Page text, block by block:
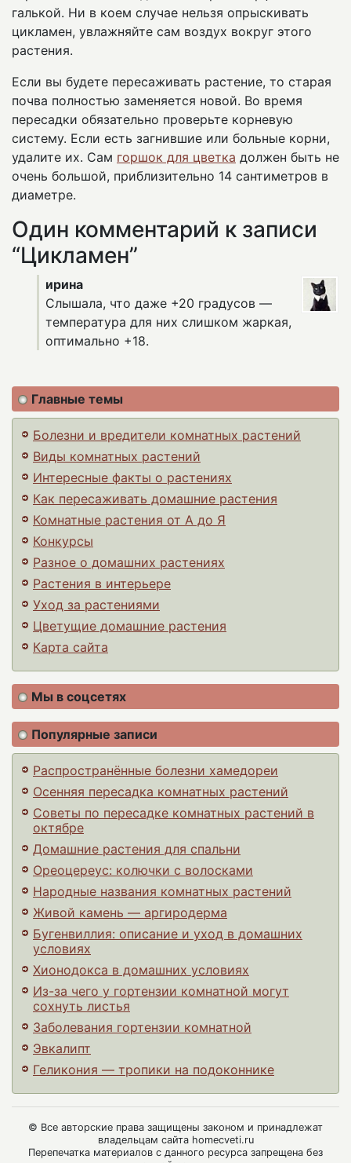
галькой. Ни в коем случае нельзя опрыскивать
цикламен, увлажняйте сам воздух вокруг этого
растения.
Если вы будете пересаживать растение, то старая
почва полностью заменяется новой. Во время
пересадки обязательно проверьте корневую
систему. Если есть загнившие или больные корни,
удалите их. Сам горшок для цветка должен быть не
очень большой, приблизительно 14 сантиметров в
диаметре.
Один комментарий к записи
“Цикламен”
ирина
Слышала, что даже +20 градусов —
температура для них слишком жаркая,
оптимально +18.
Главные темы
Болезни и вредители комнатных растений
Виды комнатных растений
Интересные факты о растениях
Как пересаживать домашние растения
Комнатные растения от А до Я
Конкурсы
Разное о домашних растениях
Растения в интерьере
Уход за растениями
Цветущие домашние растения
Карта сайта
Мы в соцсетях
Популярные записи
Распространённые болезни хамедореи
Осенняя пересадка комнатных растений
Советы по пересадке комнатных растений в
октябре
Домашние растения для спальни
Ореоцереус: колючки с волосками
Народные названия комнатных растений
Живой камень — аргиродерма
Бугенвиллия: описание и уход в домашних
условиях
Хионодокса в домашних условиях
Из-за чего у гортензии комнатной могут
сохнуть листья
Заболевания гортензии комнатной
Эвкалипт
Геликония — тропики на подоконнике
© Все авторские права защищены законом и принадлежат
владельцам сайта homecveti.ru
Перепечатка материалов с данного ресурса запрещена без